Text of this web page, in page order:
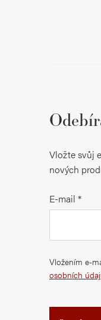
Vložte svůj
nových
E-mail
Vložením e-
osobních